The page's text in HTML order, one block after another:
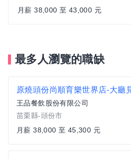
月薪 38,000 至 43,000 元
最多人瀏覽的職缺
原燒頭份尚順育樂世界店-大廳
王品餐飲股份有限公司
苗栗縣-頭份市
月薪 38,000 至 45,300 元